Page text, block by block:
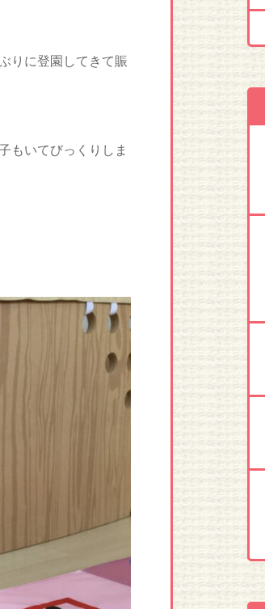
りに登園してきて賑
もいてびっくりしま